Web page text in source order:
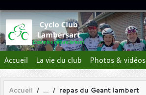
Accueil La vie du club Photos & vidéos
Accueil repas du Geant lambert